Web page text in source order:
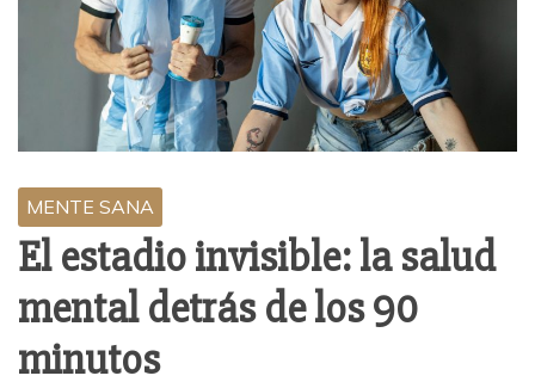
MENTE SANA
El estadio invisible: la salud
mental detrás de los 90
minutos